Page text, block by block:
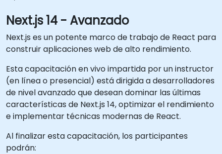
Next.js 14 - Avanzado
Next.js es un potente marco de trabajo de React para
construir aplicaciones web de alto rendimiento.
Esta capacitación en vivo impartida por un instructor
(en línea o presencial) está dirigida a desarrolladores
de nivel avanzado que desean dominar las últimas
características de Next.js 14, optimizar el rendimiento
e implementar técnicas modernas de React.
Al finalizar esta capacitación, los participantes
podrán: